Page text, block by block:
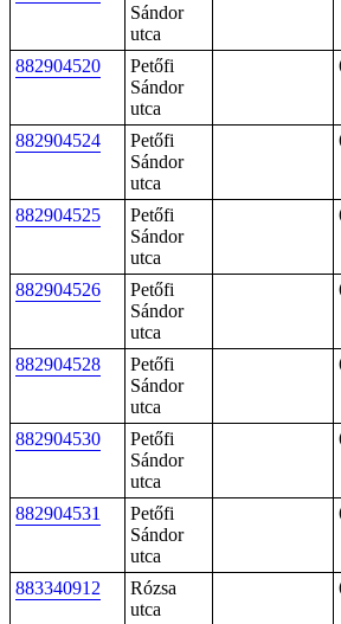
Sándor
utca
882904520
Petőfi
Sándor
utca
882904524
Petőfi
Sándor
utca
882904525
Petőfi
Sándor
utca
882904526
Petőfi
Sándor
utca
882904528
Petőfi
Sándor
utca
882904530
Petőfi
Sándor
utca
882904531
Petőfi
Sándor
utca
883340912
Rózsa
utca